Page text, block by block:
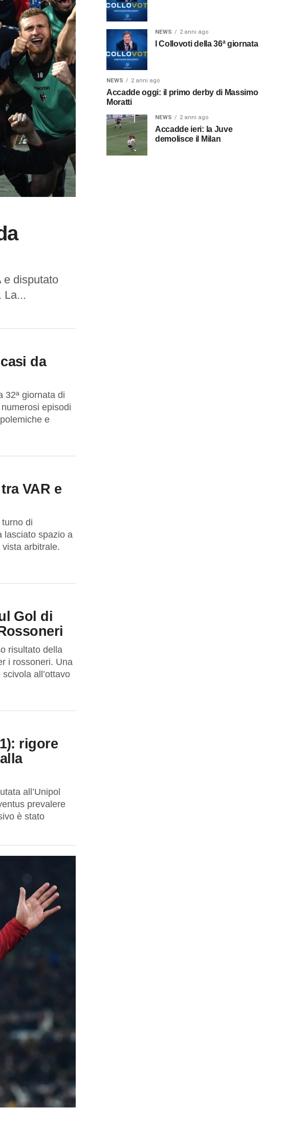
e disputato
La...
da
32ª giornata di
episodi
e
VAR e
di
lasciato spazio a
arbitrale.
Gol di
risultato della
i rossoneri. Una
all’ottavo
rigore
all’Unipol
prevalere
è stato
NEWS 2 anni ago
I Collovoti della 36ª giornata
NEWS 2 anni ago
Accadde oggi: il primo derby di Massimo
Moratti
NEWS 2 anni ago
Accadde ieri: la Juve
demolisce il Milan